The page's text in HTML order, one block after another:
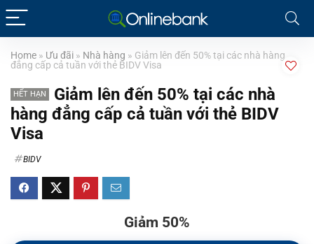
Home » Ưu đãi » Nhà hàng » Giảm lên đến 50% tại các nhà hàng
đẳng cấp cả tuần với thẻ BIDV Visa
HẾT HẠN
Giảm lên đến 50% tại các nhà
hàng đẳng cấp cả tuần với thẻ BIDV
Visa
BIDV
Giảm 50%